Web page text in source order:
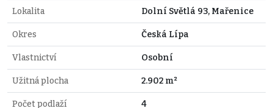
Lokalita Dolní Světlá 93, Mařenice
Okres Česká Lípa
Vlastnictví Osobní
Užitná plocha 2.902 m²
Počet podlaží 4